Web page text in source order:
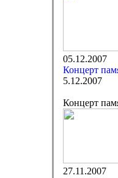
05.12.2007
Концерт
5.12.2007
Концерт
27.11.2007